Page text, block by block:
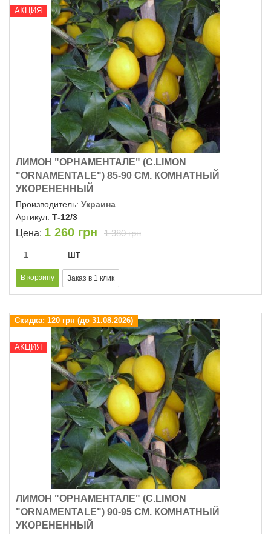
АКЦИЯ
ЛИМОН "ОРНАМЕНТАЛЕ" (C.LIMON
"ОRNAMENTALE") 85-90 СМ. КОМНАТНЫЙ
УКОРЕНЕННЫЙ
Производитель: Украина
Артикул: Т-12/3
Цена: 1 260 грн 1 380 грн
шт
АКЦИЯ
Скидка: 120 грн (до 31.08.2026)
ЛИМОН "ОРНАМЕНТАЛЕ" (C.LIMON
"ОRNAMENTALE") 90-95 СМ. КОМНАТНЫЙ
УКОРЕНЕННЫЙ